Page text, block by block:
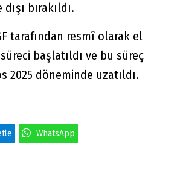
bırakıldı.
tarafından resmî olarak el
başlatıldı ve bu süreç
2025 döneminde uzatıldı.
WhatsApp